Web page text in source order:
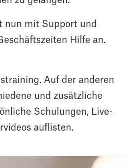
nun mit Support und
Hilfe an.
Auf der anderen
und zusätzliche
Schulungen, Live-
auflisten.